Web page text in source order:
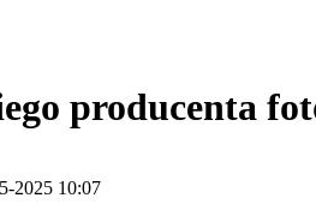
producenta
2025 10:07